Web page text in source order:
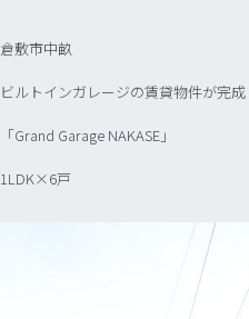
倉敷市中畝
ビルトインガレージの賃貸物件が完
「Grand Garage NAKASE」
1LDK×6戸